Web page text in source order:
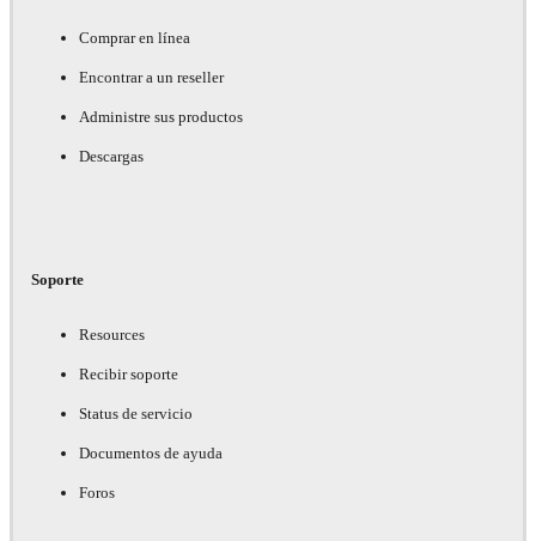
Comprar en línea
Encontrar a un reseller
Administre sus productos
Descargas
Soporte
Resources
Recibir soporte
Status de servicio
Documentos de ayuda
Foros